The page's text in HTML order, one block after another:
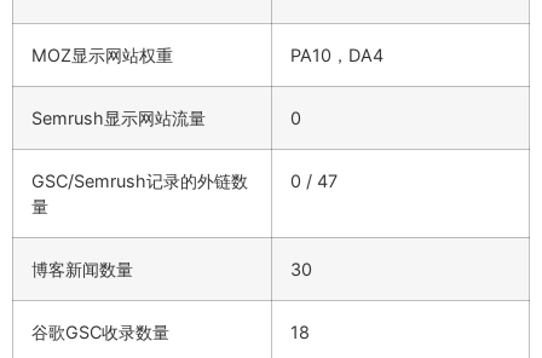
MOZ显示网站权重 PA10，DA4
Semrush显示网站流量 0
GSC/Semrush记录的外链数
量
0 / 47
博客新闻数量 30
谷歌GSC收录数量 18